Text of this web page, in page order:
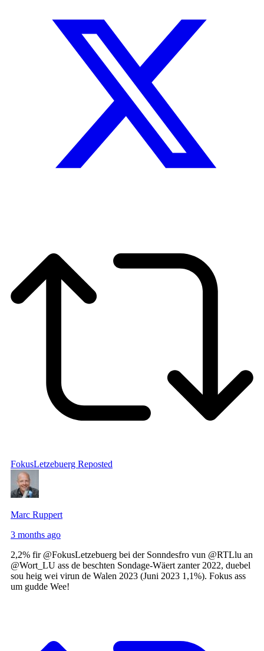
FokusLetzebuerg Reposted
Marc Ruppert
3 months ago
2,2% fir @FokusLetzebuerg bei der Sonndesfro vun @RTLlu an
@Wort_LU ass de beschten Sondage-Wäert zanter 2022, duebel
sou heig wei virun de Walen 2023 (Juni 2023 1,1%). Fokus ass
um gudde Wee!